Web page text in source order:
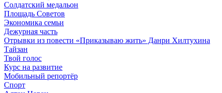
Солдатский медальон
Площадь Советов
Экономика семьи
Дежурная часть
Отрывки из повести «Приказываю жить» Данри Хилтухина
Тайзан
Твой голос
Курс на развитие
Мобильный репортёр
Спорт